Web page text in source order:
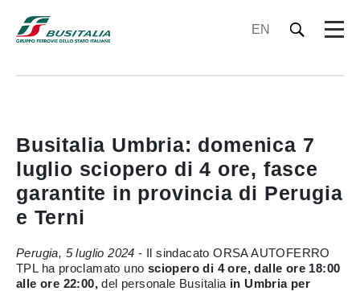
EN
Busitalia Umbria: domenica 7
luglio sciopero di 4 ore, fasce
garantite in provincia di Perugia
e Terni
Perugia, 5 luglio 2024 - Il sindacato ORSA AUTOFERRO
TPL ha proclamato uno sciopero di 4 ore, dalle ore 18:00
alle ore 22:00,del personale Busitalia in Umbria per